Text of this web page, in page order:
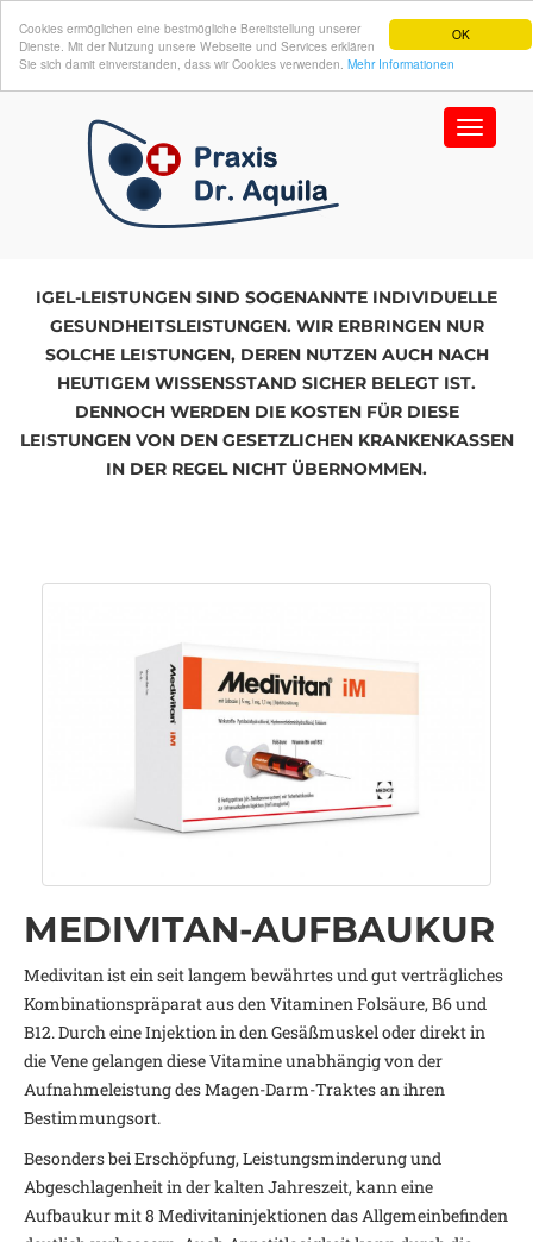
OK
Cookies ermöglichen eine bestmögliche Bereitstellung unserer
Dienste. Mit der Nutzung unsere Webseite und Services erklären
Sie sich damit einverstanden, dass wir Cookies verwenden. Mehr Informationen
Toggle
IGEL-LEISTUNGEN SIND SOGENANNTE INDIVIDUELLE
GESUNDHEITSLEISTUNGEN. WIR ERBRINGEN NUR
SOLCHE LEISTUNGEN, DEREN NUTZEN AUCH NACH
HEUTIGEM WISSENSSTAND SICHER BELEGT IST.
DENNOCH WERDEN DIE KOSTEN FÜR DIESE
LEISTUNGEN VON DEN GESETZLICHEN KRANKENKASSEN
IN DER REGEL NICHT ÜBERNOMMEN.
MEDIVITAN-AUFBAUKUR
Medivitan ist ein seit langem bewährtes und gut verträgliches
Kombinationspräparat aus den Vitaminen Folsäure, B6 und
B12. Durch eine Injektion in den Gesäßmuskel oder direkt in
die Vene gelangen diese Vitamine unabhängig von der
Aufnahmeleistung des Magen-Darm-Traktes an ihren
Bestimmungsort.
Besonders bei Erschöpfung, Leistungsminderung und
Abgeschlagenheit in der kalten Jahreszeit, kann eine
Aufbaukur mit 8 Medivitaninjektionen das Allgemeinbefinden